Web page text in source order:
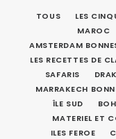
TOUS LES
MAROC
AMSTERDAM
LES RECETTES DE
SAFARIS
MARRAKECH
ÎLE SUD
MATERIEL ET
ILES FEROE